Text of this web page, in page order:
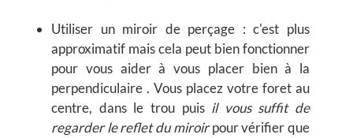
Utiliser un miroir de perçage : c'est plus
approximatif mais cela peut bien fonctionner
pour vous aider à vous placer bien à la
perpendiculaire . Vous placez votre foret au
centre, dans le trou puis il vous suffit de
regarder le reflet du miroirpour vérifier que